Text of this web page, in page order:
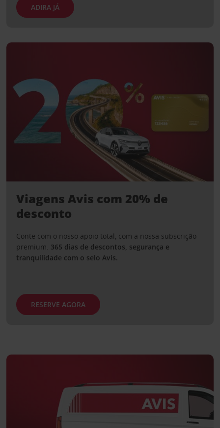
ADIRA JÁ
Viagens Avis com 20% de
desconto
Conte com o nosso apoio total, com a nossa subscrição
premium. 365 dias de descontos, segurança e
tranquilidade com o selo Avis.
RESERVE AGORA